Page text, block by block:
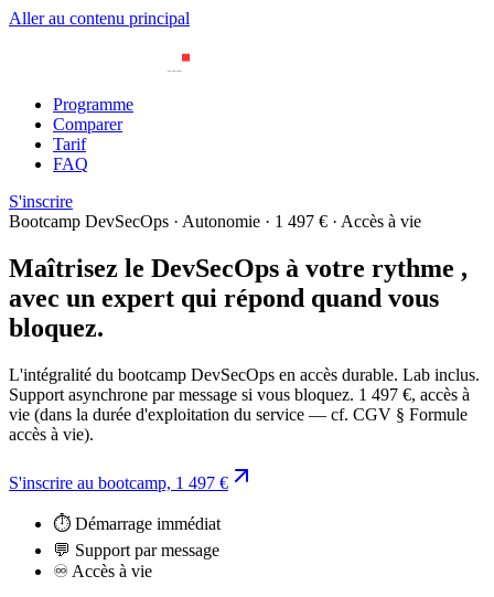
Aller au contenu principal
Programme
Comparer
Tarif
FAQ
S'inscrire
Bootcamp DevSecOps · Autonomie · 1 497 € · Accès à vie
Maîtrisez le DevSecOps à votre rythme ,
avec un expert qui répond quand vous
bloquez.
L'intégralité du bootcamp DevSecOps en accès durable. Lab inclus.
Support asynchrone par message si vous bloquez. 1 497 €, accès à
vie (dans la durée d'exploitation du service — cf. CGV § Formule
accès à vie).
S'inscrire au bootcamp, 1 497 €
⏱️ Démarrage immédiat
💬 Support par message
♾️ Accès à vie